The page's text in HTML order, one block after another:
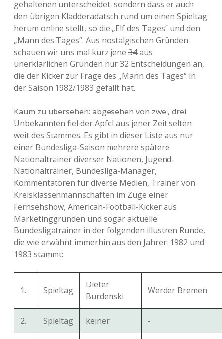
gehaltenen unterscheidet, sondern dass er auch
den übrigen Kladderadatsch rund um einen Spieltag
herum online stellt, so die „Elf des Tages“ und den
„Mann des Tages“. Aus nostalgischen Gründen
schauen wir uns mal kurz jene 34aus
unerklärlichen Gründen nur 32 Entscheidungen an,
die der Kicker zur Frage des „Mann des Tages“ in
der Saison 1982/1983 gefällt hat.
Kaum zu übersehen: abgesehen von zwei, drei
Unbekannten fiel der Apfel aus jener Zeit selten
weit des Stammes. Es gibt in dieser Liste aus nur
einer Bundesliga-Saison mehrere spätere
Nationaltrainer diverser Nationen, Jugend-
Nationaltrainer, Bundesliga-Manager,
Kommentatoren für diverse Medien, Trainer von
Kreisklassenmannschaften im Zuge einer
Fernsehshow, American-Football-Kicker aus
Marketinggründen und sogar aktuelle
Bundesligatrainer in der folgenden illustren Runde,
die wie erwähnt immerhin aus den Jahren 1982 und
1983 stammt:
1. Spieltag
Dieter
Burdenski
Werder Bremen
2. Spieltag keiner -